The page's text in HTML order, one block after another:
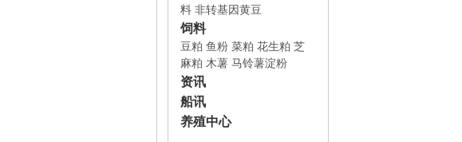
料 非转基因黄豆
饲料
豆粕 鱼粉 菜粕 花生粕 芝
麻粕 木薯 马铃薯淀粉
资讯
船讯
养殖中心